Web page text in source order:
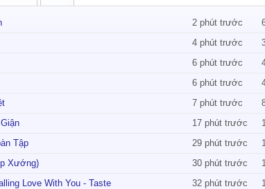
2 phút trước
4 phút trước
6 phút trước
6 phút trước
7 phút trước
17 phút trước
Tập 29 phút trước
Xướng) 30 phút trước
Love With You - Taste 32 phút trước
. . Vào. O. O - Rewrite
Thời Điểm - Lunarchen
Mời mọi người đọc ạ
nhấn like hay comment gì bài của mấy bạn khác trên tường
nó lỗi tạm thời thôi, hết rồi